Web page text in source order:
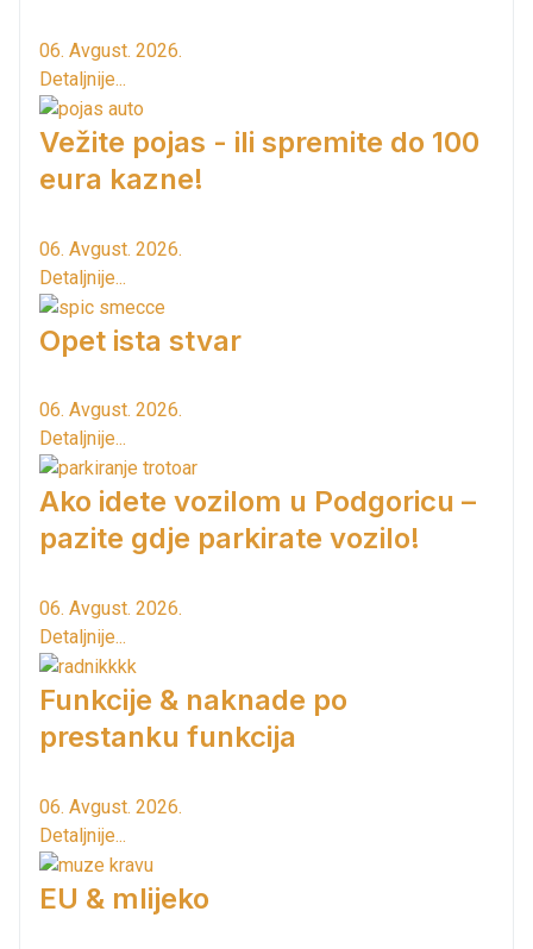
06. Avgust. 2026.
Detaljnije...
Vežite pojas - ili spremite do 100
eura kazne!
06. Avgust. 2026.
Detaljnije...
Opet ista stvar
06. Avgust. 2026.
Detaljnije...
Ako idete vozilom u Podgoricu –
pazite gdje parkirate vozilo!
06. Avgust. 2026.
Detaljnije...
Funkcije & naknade po
prestanku funkcija
06. Avgust. 2026.
Detaljnije...
EU & mlijeko